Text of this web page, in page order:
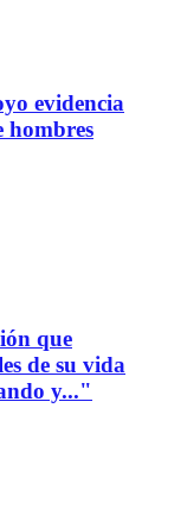
evidencia
hombres
que
de su vida
y..."